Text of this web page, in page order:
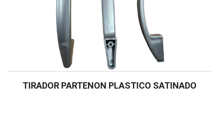
TIRADOR PARTENON PLASTICO SATINADO